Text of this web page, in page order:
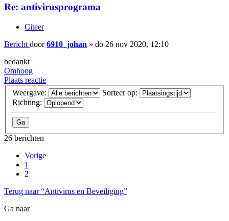
Re: antivirusprograma
Citeer
Bericht door6910_johan » do 26 nov 2020, 12:10
bedankt
Omhoog
Plaats reactie
Weergave:
Sorteer op:
Richting:
26 berichten
Vorige
1
2
Terug naar “Antivirus en Beveiliging”
Ga naar